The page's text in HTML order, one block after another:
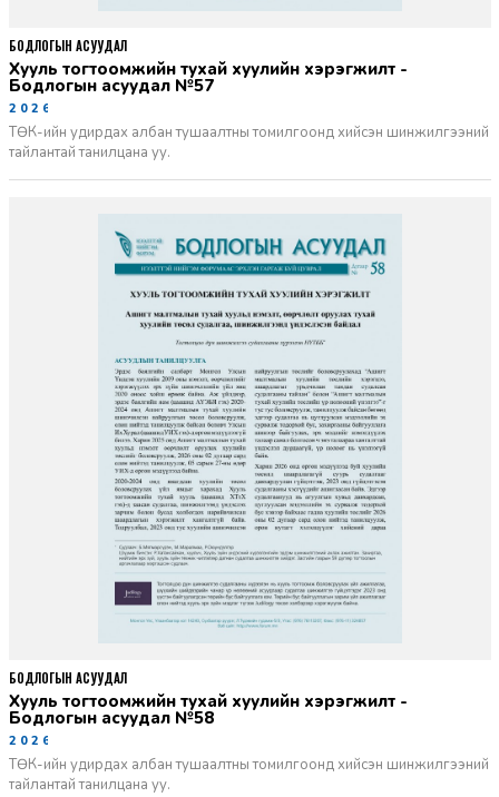
Хууль тогтоомжийн тухай хуулийн хэрэгжилт -
Бодлогын асуудал №57
2026-06-02
ТӨК-ийн удирдах албан тушаалтны томилгоонд хийсэн шинжилгээний
тайлантай танилцана уу.
БОДЛОГЫН АСУУДАЛ
Хууль тогтоомжийн тухай хуулийн хэрэгжилт -
Бодлогын асуудал №58
2026-06-02
ТӨК-ийн удирдах албан тушаалтны томилгоонд хийсэн шинжилгээний
тайлантай танилцана уу.
БОДЛОГЫН АСУУДАЛ